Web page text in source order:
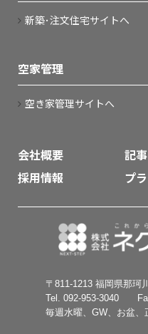
新築･注文住宅サイトへ
空家管理
空き家管理サイトへ
会社概要
記
採用情報
プ
〒811-1213 福岡県那珂
Tel. 092-953-3040
毎週水曜、GW、お盆、